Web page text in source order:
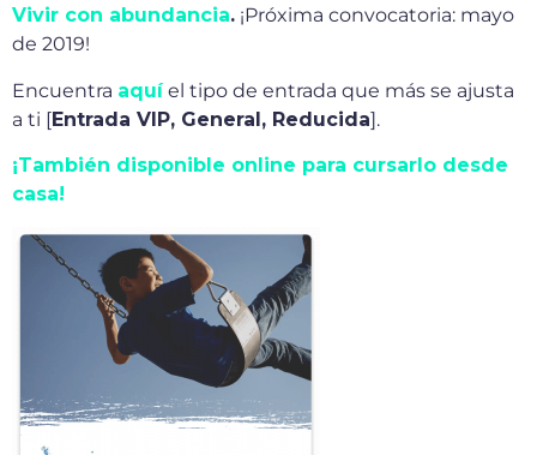
Vivir con abundancia. ¡Próxima convocatoria: mayo
de 2019!
Encuentra aquíel tipo de entrada que más se ajusta
a ti [Entrada VIP, General, Reducida].
¡También disponible online para cursarlo desde
casa!